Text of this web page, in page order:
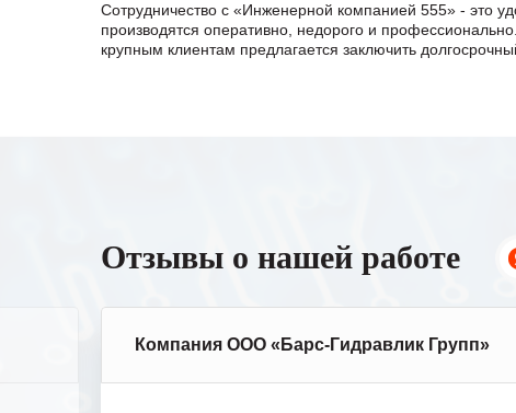
Сотрудничество с «Инженерной компанией 555» - это
производятся оперативно, недорого и
крупным клиентам предлагается заключить
Отзывы о нашей работе
Компания ООО «Барс-Гидравлик Групп»